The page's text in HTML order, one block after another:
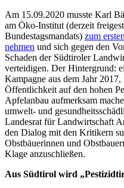
Am 15.09.2020 musste Karl
am Öko-Institut (derzeit
Bundestagsmandats) zum
nehmen und sich gegen den
Schaden der Südtiroler
verteidigen. Der Hintergrund:
Kampagne aus dem Jahr
Öffentlichkeit auf den hohen
Apfelanbau aufmerksam
umwelt- und
Landesrat für Landwirtschaft
den Dialog mit den Kritikern
Obstbäuerinnen und
Klage anzuschließen.
Aus Südtirol wird